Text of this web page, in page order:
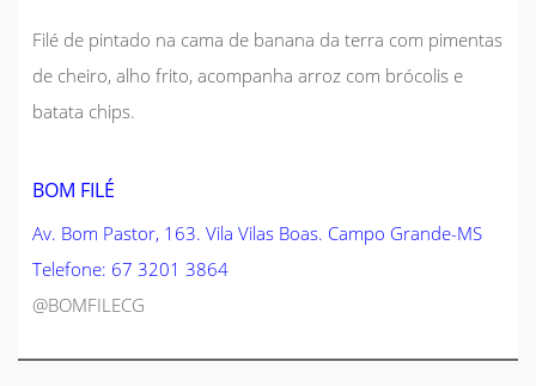
Filé de pintado na cama de banana da terra com pimentas
de cheiro, alho frito, acompanha arroz com brócolis e
batata chips.
BOM FILÉ
Av. Bom Pastor, 163. Vila Vilas Boas. Campo Grande-MS
Telefone: 67 3201 3864
@BOMFILECG